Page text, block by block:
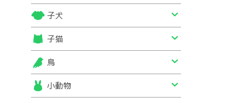
子犬
子猫
鳥
小動物